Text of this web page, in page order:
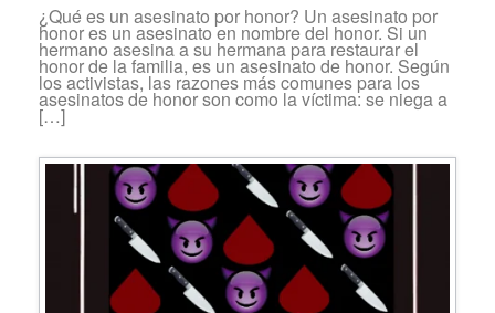
¿Qué es un asesinato por honor? Un asesinato por
honor es un asesinato en nombre del honor. Si un
hermano asesina a su hermana para restaurar el
honor de la familia, es un asesinato de honor. Según
los activistas, las razones más comunes para los
asesinatos de honor son como la víctima: se niega a
[…]